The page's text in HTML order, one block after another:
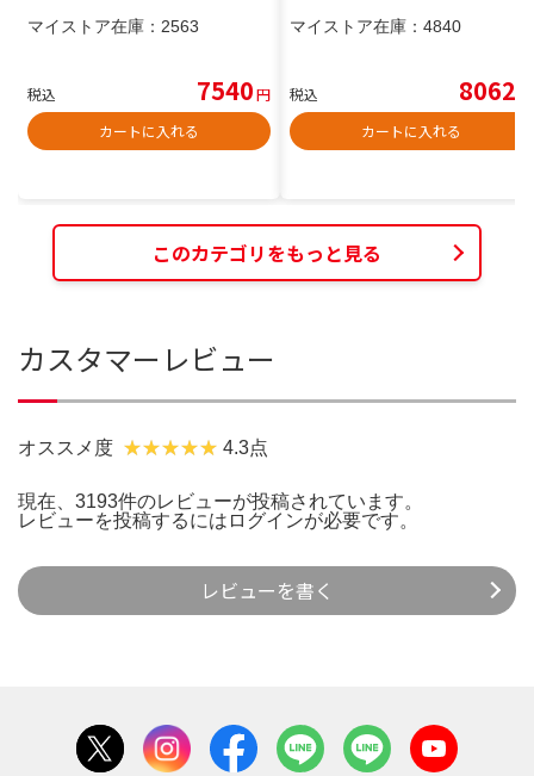
マイストア在庫： 2563
税込 7540円
カートに入れる
マイストア在庫： 4840
税込 8062
カートに入れる
このカテゴリをもっと見る
カスタマーレビュー
オススメ度 4.3点
現在、3193件のレビューが投稿されています。
レビューを投稿するには ログインが必要です。
レビューを書く